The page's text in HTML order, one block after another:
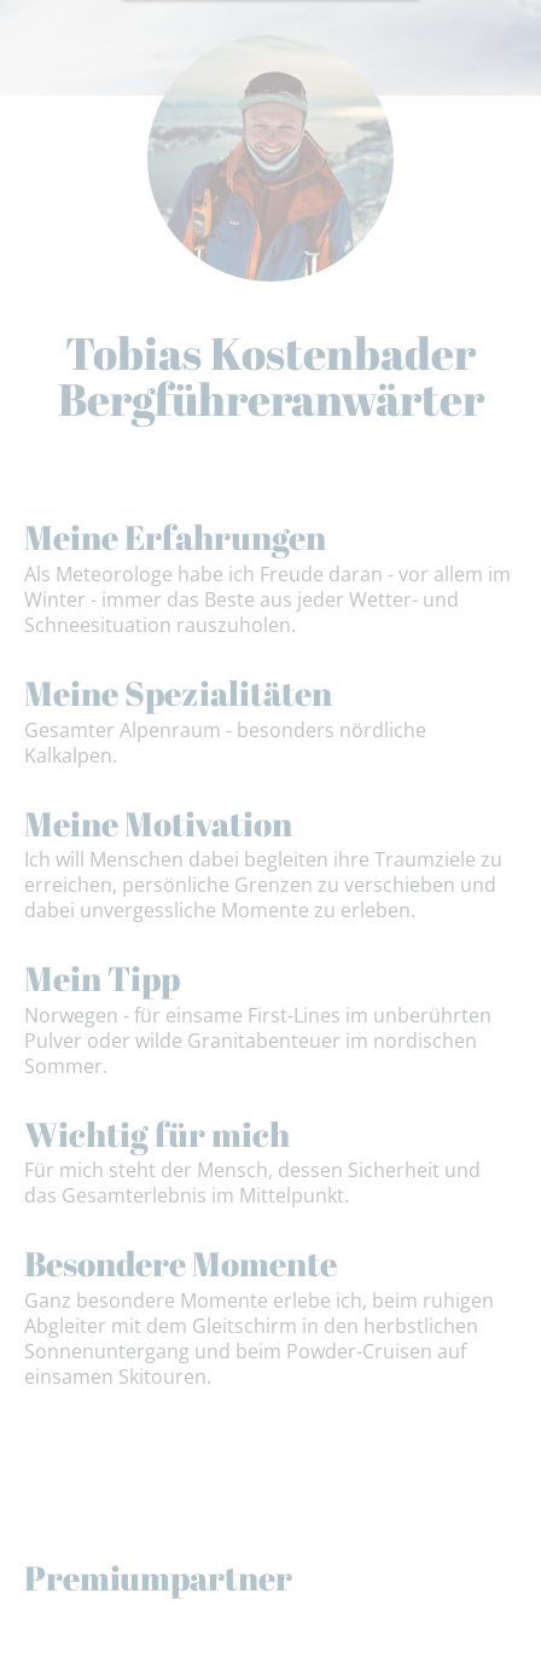
Tobias Kostenbader
Bergführeranwärter
Meine Erfahrungen
Als Meteorologe habe ich Freude daran - vor allem im
Winter - immer das Beste aus jeder Wetter- und
Schneesituation rauszuholen.
Meine Spezialitäten
Gesamter Alpenraum - besonders nördliche
Kalkalpen.
Meine Motivation
Ich will Menschen dabei begleiten ihre Traumziele zu
erreichen, persönliche Grenzen zu verschieben und
dabei unvergessliche Momente zu erleben.
Mein Tipp
Norwegen - für einsame First-Lines im unberührten
Pulver oder wilde Granitabenteuer im nordischen
Sommer.
Wichtig für mich
Für mich steht der Mensch, dessen Sicherheit und
das Gesamterlebnis im Mittelpunkt.
Besondere Momente
Ganz besondere Momente erlebe ich, beim ruhigen
Abgleiter mit dem Gleitschirm in den herbstlichen
Sonnenuntergang und beim Powder-Cruisen auf
einsamen Skitouren.
Premiumpartner